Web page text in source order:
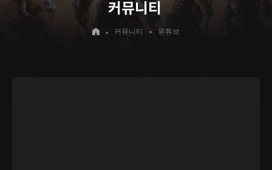
커뮤니티
커뮤니티 유튜브